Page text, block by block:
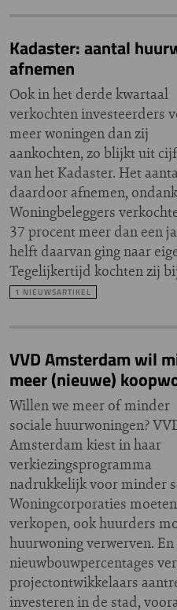
Kadaster: aantal
afnemen
Ook in het derde kwartaal
verkochten investeerders
meer woningen dan zij
aankochten, zo blijkt uit
van het Kadaster. Het
daardoor afnemen,
Woningbeleggers
37 procent meer dan een
helft daarvan ging naar
Tegelijkertijd kochten zij
1 NIEUWSARTIKEL
VVD Amsterdam wil
meer (nieuwe)
Willen we meer of minder
sociale huurwoningen?
Amsterdam kiest in haar
verkiezingsprogramma
nadrukkelijk voor minder
Woningcorporaties
verkopen, ook huurders
huurwoning verwerven. En
nieuwbouwpercentages
projectontwikkelaars
investeren in de stad,